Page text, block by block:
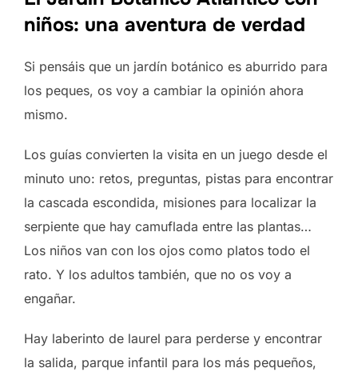
niños: una aventura de verdad
Si pensáis que un jardín botánico es aburrido para
los peques, os voy a cambiar la opinión ahora
mismo.
Los guías convierten la visita en un juego desde el
minuto uno: retos, preguntas, pistas para encontrar
la cascada escondida, misiones para localizar la
serpiente que hay camuflada entre las plantas…
Los niños van con los ojos como platos todo el
rato. Y los adultos también, que no os voy a
engañar.
Hay laberinto de laurel para perderse y encontrar
la salida, parque infantil para los más pequeños,